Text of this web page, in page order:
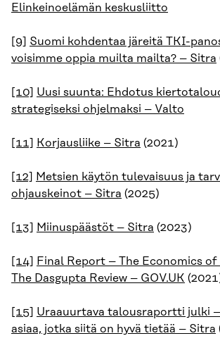
Elinkeinoelämän keskusliitto
[9] Suomi kohdentaa järeitä TKI-
voisimme oppia muilta mailta? – Sitra
[10] Uusi suunta: Ehdotus
strategiseksi ohjelmaksi – Valto
[11] Korjausliike – Sitra (2021)
[12] Metsien käytön tulevaisuus ja
ohjauskeinot – Sitra (2025)
[13] Miinuspäästöt – Sitra (2023)
[14] Final Report – The Economics
The Dasgupta Review – GOV.UK
[15] Uraauurtava talousraportti julki
asiaa, jotka siitä on hyvä tietää – Sitra